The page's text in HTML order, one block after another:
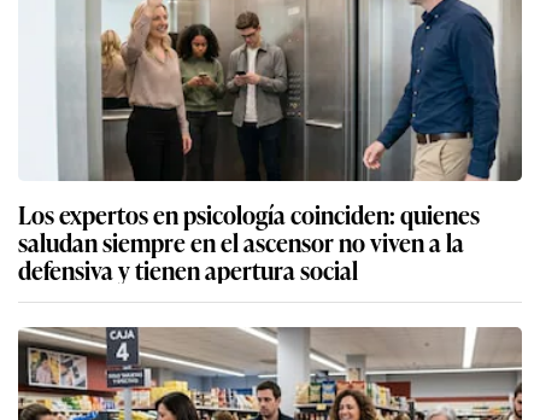
Los expertos en psicología coinciden: quienes
saludan siempre en el ascensor no viven a la
defensiva y tienen apertura social